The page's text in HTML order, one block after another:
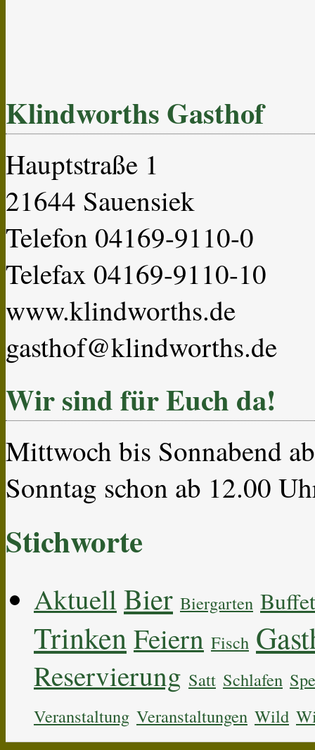
Klindworths Gasthof
Hauptstraße 1
21644 Sauensiek
Telefon 04169-9110-0
Telefax 04169-9110-10
www.klindworths.de
gasthof@klindworths.de
Wir sind für Euch da!
Mittwoch bis Sonnabend
Sonntag schon ab 12.00
Stichworte
Aktuell Bier Biergarten Buffet
TrinkenFeiern Fisch
Reservierung Satt Schlafen
Veranstaltung Veranstaltungen Wild